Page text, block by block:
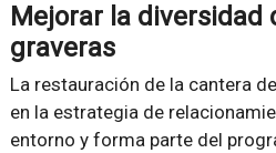
Mejorar la diversidad
graveras
La restauración de la cantera
en la estrategia de
entorno y forma parte del